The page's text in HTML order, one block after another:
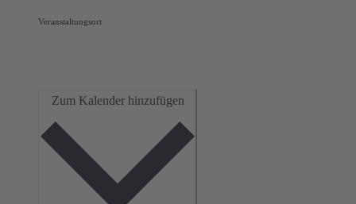
Veranstaltungsort